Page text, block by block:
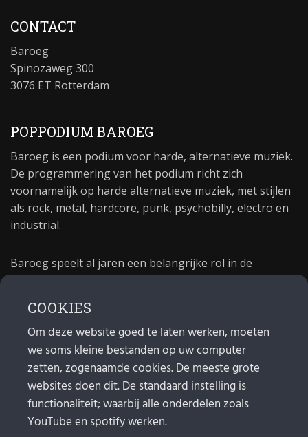
CONTACT
Baroeg
Spinozaweg 300
3076 ET Rotterdam
POPPODIUM BAROEG
Baroeg is een podium voor harde, alternatieve muziek.
De programmering van het podium richt zich
voornamelijk op harde alternatieve muziek, met stijlen
als rock, metal, hardcore, punk, psychobilly, electro en
industrial.
Baroeg speelt al jaren een belangrijke rol in de
culturele sector van Rotterdam. In 1981 begon Baroeg
poppodium 40 jaar.
MAIL
Algemeen: info@baroeg.nl
Bands & boeking: leon@baroeg.nl
Promotie & publiciteit: francis@baroeg.nl
COOKIES
Om deze website goed te laten werken, moeten
we soms kleine bestanden op uw computer
zetten, zogenaamde cookies. De meeste grote
websites doen dit. De standaard instelling is
functionaliteit; waarbij alle onderdelen zoals
YouTube en spotify werken.